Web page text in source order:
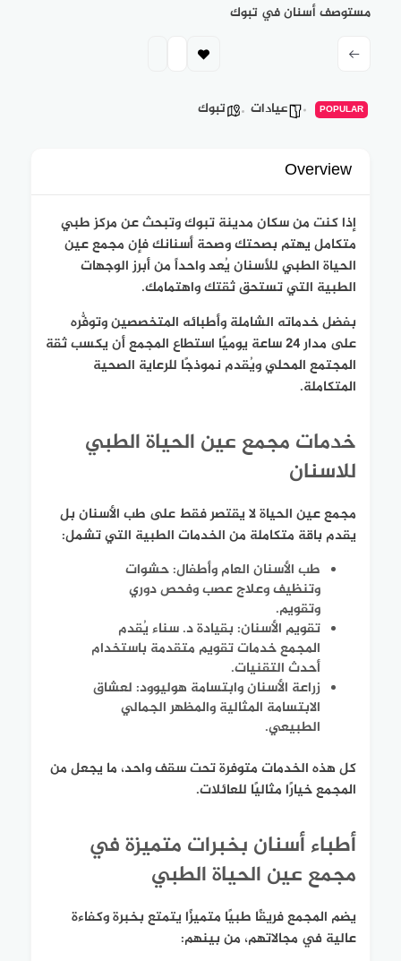
مستوصف أسنان في تبوك
POPULAR عيادات تبوك
Overview
إذا كنت من سكان مدينة تبوك وتبحث عن مركز طبي
متكامل يهتم بصحتك وصحة أسنانك فإنمجمع عين
الحياة الطبي للأسنان يُعد واحداً من أبرز الوجهات
الطبية التي تستحق ثقتك واهتمامك.
بفضل خدماته الشاملة وأطبائه المتخصصين وتوفُّره
على مدار 24 ساعة يوميًا استطاع المجمع أن يكسب ثقة
المجتمع المحلي ويُقدم نموذجًا للرعاية الصحية
المتكاملة.
خدمات مجمع عين الحياة الطبي
للاسنان
مجمع عين الحياة لا يقتصر فقط على طب الأسنان بل
يقدم باقة متكاملة من الخدمات الطبية التي تشمل:
طب الأسنان العام وأطفال: حشوات
وتنظيف وعلاج عصب وفحص دوري
وتقويم.
تقويم الأسنان: بقيادة د. سناء يُقدم
المجمع خدمات تقويم متقدمة باستخدام
أحدث التقنيات.
زراعة الأسنان وابتسامة هوليوود: لعشاق
الابتسامة المثالية والمظهر الجمالي
الطبيعي.
كل هذه الخدمات متوفرة تحت سقف واحد، ما يجعل من
المجمع خيارًا مثاليًا للعائلات.
أطباء أسنان بخبرات متميزة في
مجمع عين الحياة الطبي
يضم المجمع فريقًا طبيًا متميزًا يتمتع بخبرة وكفاءة
عالية في مجالاتهم، من بينهم: